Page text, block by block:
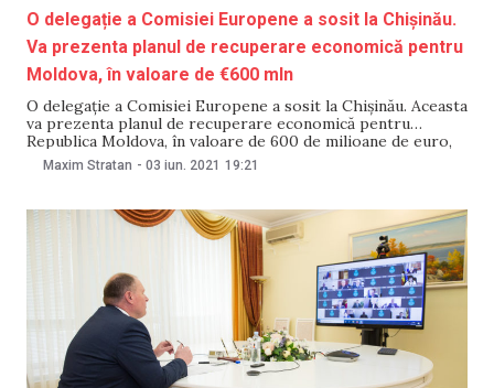
O delegație a Comisiei Europene a sosit la Chișinău.
Va prezenta planul de recuperare economică pentru
Moldova, în valoare de €600 mln
O delegație a Comisiei Europene a sosit la Chișinău. Aceasta
va prezenta planul de recuperare economică pentru
Republica Moldova, în valoare de 600 de milioane de euro,
anunțat pe 2 iunie de Comisia Europeană. Președinta
Maxim Stratan - 03 iun. 2021 19:21